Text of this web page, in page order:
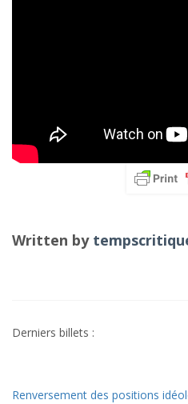
Written by
Derniers billets :
Renversement des positions